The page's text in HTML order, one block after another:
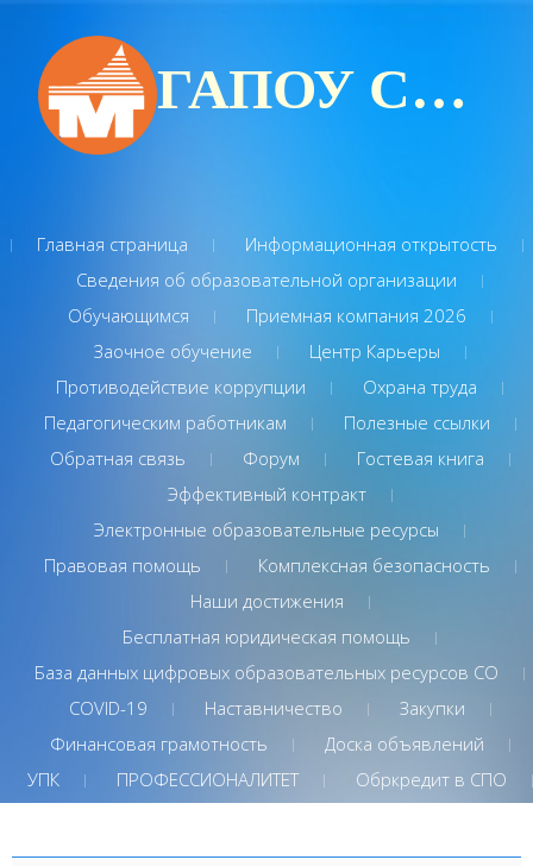
ГАПОУ СО "Туринский многопрофильный техникум"
Главная страница
Информационная открытость
Сведения об образовательной организации
Обучающимся
Приемная компания 2026
Заочное обучение
Центр Карьеры
Противодействие коррупции
Охрана труда
Педагогическим работникам
Полезные ссылки
Обратная связь
Форум
Гостевая книга
Эффективный контракт
Электронные образовательные ресурсы
Правовая помощь
Комплексная безопасность
Наши достижения
Бесплатная юридическая помощь
База данных цифровых образовательных ресурсов СО
COVID-19
Наставничество
Закупки
Финансовая грамотность
Доска объявлений
УПК
ПРОФЕССИОНАЛИТЕТ Обркредит в СПО